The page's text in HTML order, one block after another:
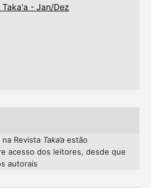
- Jan/Dez
Revista Taka’aestão
acesso dos leitores, desde que
autorais